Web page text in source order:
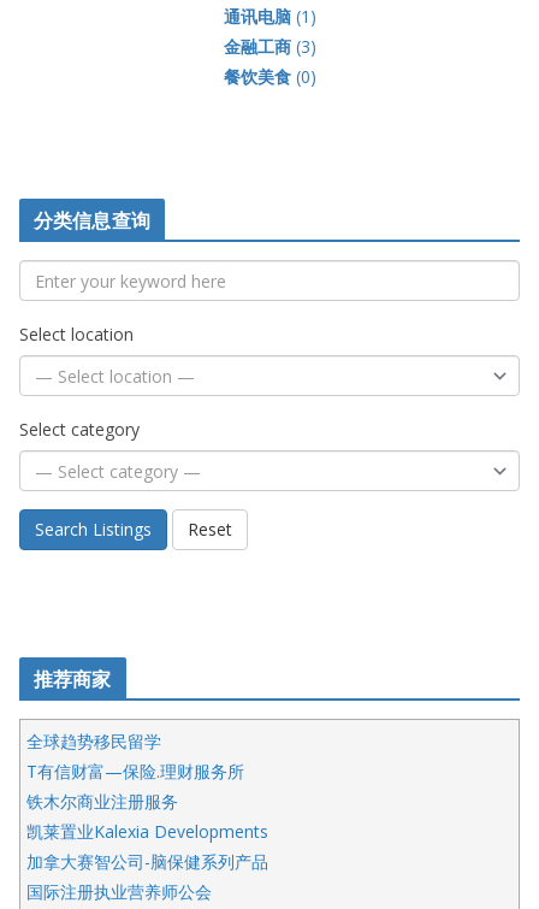
通讯电脑(1)
金融工商(3)
餐饮美食(0)
分类信息查询
Select location
Select category
Search Listings Reset
推荐商家
全球趋势移民留学
T有信财富—保险.理财服务所
铁木尔商业注册服务
凯莱置业Kalexia Developments
加拿大赛智公司-脑保健系列产品
国际注册执业营养师公会